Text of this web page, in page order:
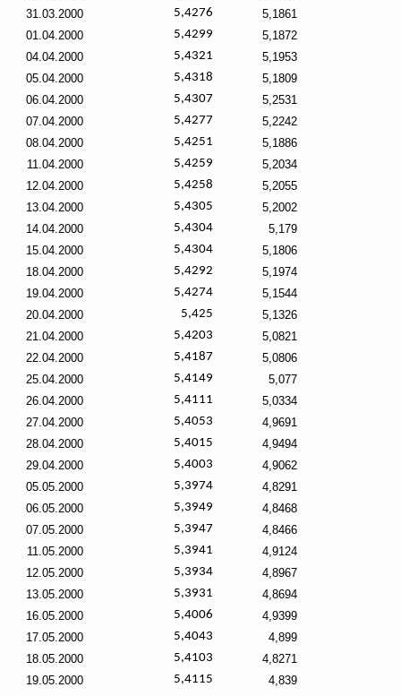
31.03.2000
5,4276
5,1861
01.04.2000
5,4299
5,1872
04.04.2000
5,4321
5,1953
05.04.2000
5,4318
5,1809
06.04.2000
5,4307
5,2531
07.04.2000
5,4277
5,2242
08.04.2000
5,4251
5,1886
11.04.2000
5,4259
5,2034
12.04.2000
5,4258
5,2055
13.04.2000
5,4305
5,2002
14.04.2000
5,4304
5,179
15.04.2000
5,4304
5,1806
18.04.2000
5,4292
5,1974
19.04.2000
5,4274
5,1544
20.04.2000
5,425
5,1326
21.04.2000
5,4203
5,0821
22.04.2000
5,4187
5,0806
25.04.2000
5,4149
5,077
26.04.2000
5,4111
5,0334
27.04.2000
5,4053
4,9691
28.04.2000
5,4015
4,9494
29.04.2000
5,4003
4,9062
05.05.2000
5,3974
4,8291
06.05.2000
5,3949
4,8468
07.05.2000
5,3947
4,8466
11.05.2000
5,3941
4,9124
12.05.2000
5,3934
4,8967
13.05.2000
5,3931
4,8694
16.05.2000
5,4006
4,9399
17.05.2000
5,4043
4,899
18.05.2000
5,4103
4,8271
19.05.2000
5,4115
4,839